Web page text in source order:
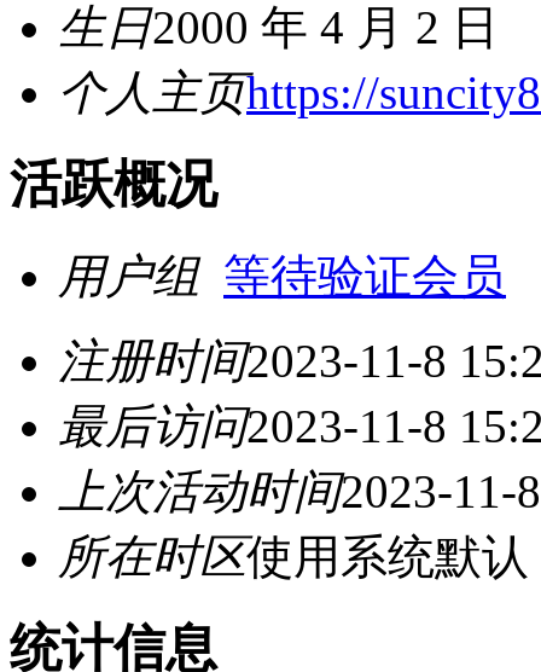
生日2000 年 4 月 2 日
个人主页https://
活跃概况
用户组 等待验证会员
注册时间2023-11-8
最后访问2023-11-8
上次活动时间2023-11-
所在时区使用系统默认
统计信息